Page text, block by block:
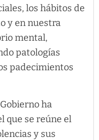
los hábitos de
y en nuestra
mental,
patologías
padecimientos
ha
que se reúne el
y sus